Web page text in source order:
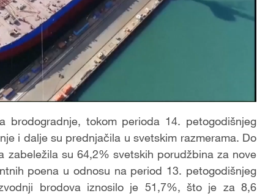
brodogradnje, tokom perioda 14. petogodišnjeg
i dalje su prednjačila u svetskim razmerama. Do
zabeležila su 64,2% svetskih porudžbina za nove
poena u odnosu na period 13. petogodišnjeg
brodova iznosilo je 51,7%, što je za 8,6